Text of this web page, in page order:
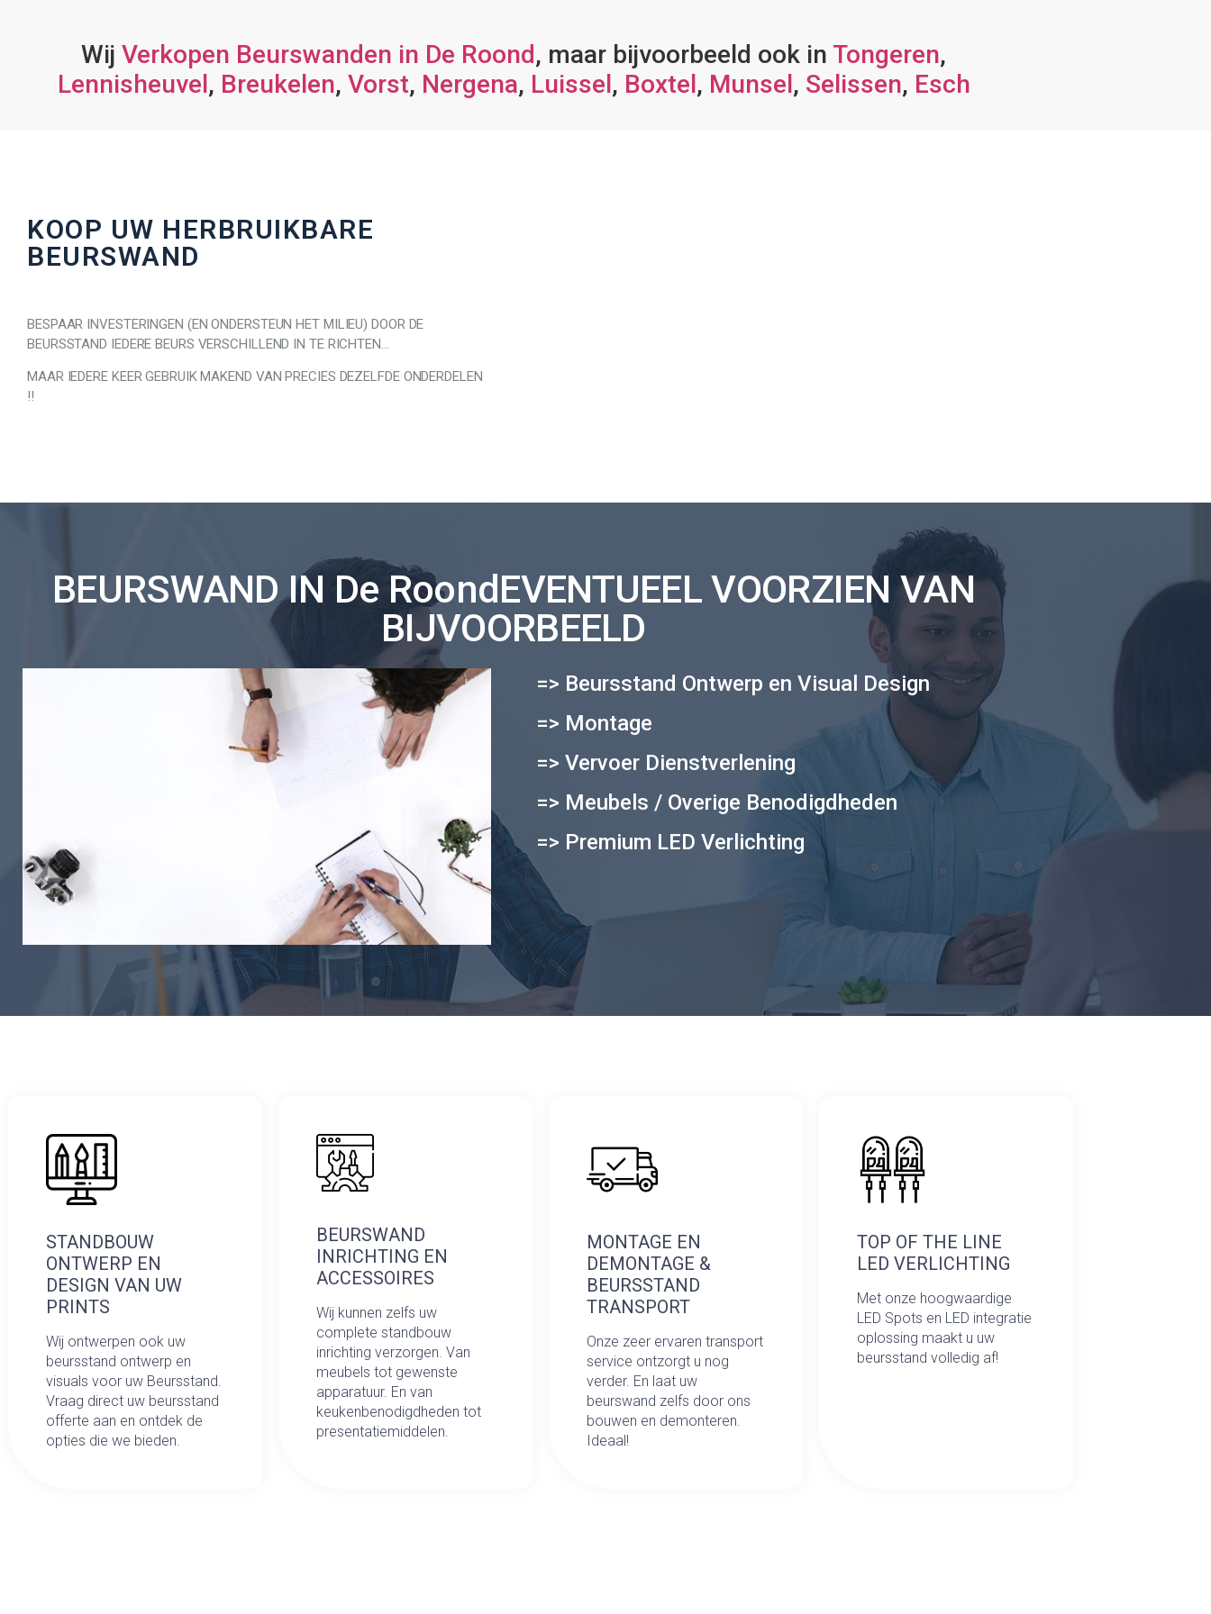
Wij Verkopen Beurswanden in De Roond, maar bijvoorbeeld ook in Tongeren,
Lennisheuvel, Breukelen, Vorst, Nergena, Luissel, Boxtel, Munsel, Selissen, Esch
KOOP UW HERBRUIKBARE
BEURSWAND
BESPAAR INVESTERINGEN (EN ONDERSTEUN HET MILIEU) DOOR DE
BEURSSTAND IEDERE BEURS VERSCHILLEND IN TE RICHTEN…
MAAR IEDERE KEER GEBRUIK MAKEND VAN PRECIES DEZELFDE ONDERDELEN
!!
BEURSWAND IN De RoondEVENTUEEL VOORZIEN VAN
BIJVOORBEELD
=> Beursstand Ontwerp en Visual Design
=> Montage
=> Vervoer Dienstverlening
=> Meubels / Overige Benodigdheden
=> Premium LED Verlichting
STANDBOUW
ONTWERP EN
DESIGN VAN UW
PRINTS
Wij ontwerpen ook uw
beursstand ontwerp en
visuals voor uw Beursstand.
Vraag direct uw beursstand
offerte aan en ontdek de
opties die we bieden.
BEURSWAND
INRICHTING EN
ACCESSOIRES
Wij kunnen zelfs uw
complete standbouw
inrichting verzorgen. Van
meubels tot gewenste
apparatuur. En van
keukenbenodigdheden tot
presentatiemiddelen.
MONTAGE EN
DEMONTAGE &
BEURSSTAND
TRANSPORT
Onze zeer ervaren transport
service ontzorgt u nog
verder. En laat uw
beurswand zelfs door ons
bouwen en demonteren.
Ideaal!
TOP OF THE LINE
LED VERLICHTING
Met onze hoogwaardige
LED Spots en LED integratie
oplossing maakt u uw
beursstand volledig af!